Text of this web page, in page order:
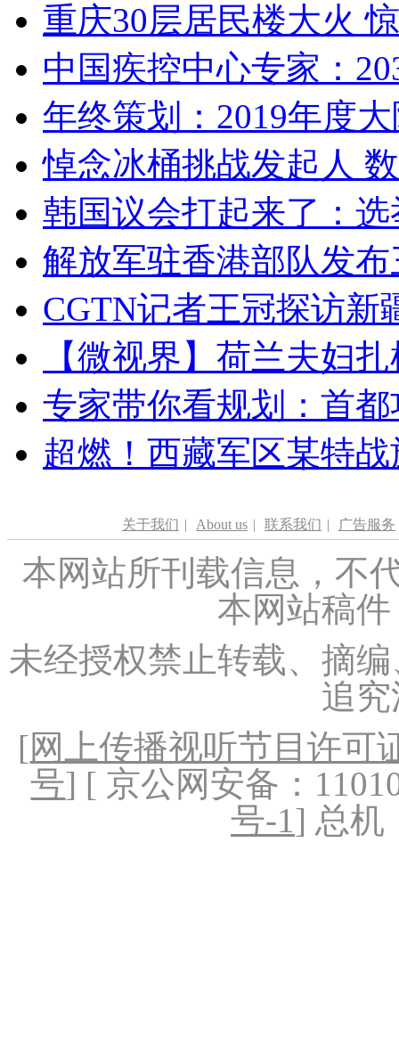
重庆30层居民楼大火
中国疾控中心专家：
年终策划：2019年度
悼念冰桶挑战发起人
韩国议会打起来了：
解放军驻香港部队发
CGTN记者王冠探访新
【微视界】荷兰夫妇
专家带你看规划：首
超燃！西藏军区某特
关于我们 | About us | 联系我们 | 广告服务
本网站所刊载信息，不
本网站稿
未经授权禁止转载、摘
追
[网上传播视听节目许可
号] [ 京公网安备：
号-1] 总机